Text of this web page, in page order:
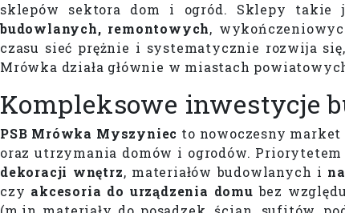
sklepów sektora dom i ogród. Sklepy takie
budowlanych, remontowych,
czasu sieć prężnie i systematycznie rozwija
Mrówka działa głównie w miastach
Kompleksowe inwestycje
PSB Mrówka Myszyniec to nowoczesny
oraz utrzymania domów i ogrodów.
dekoracji wnętrz, materiałów budowlanych i
czy akcesoria do urządzenia domu bez